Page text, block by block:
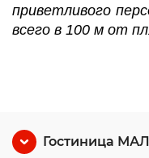
приветливого
всего в 100 м от
Гостиница